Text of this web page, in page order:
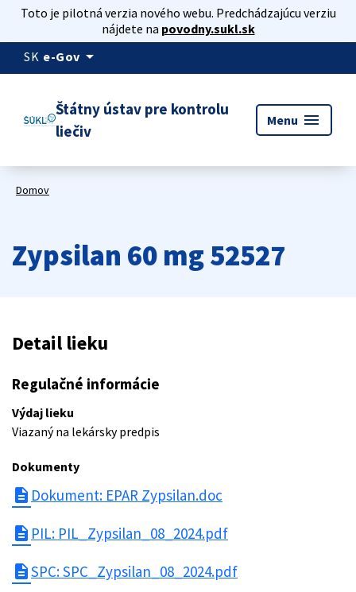
Toto je pilotná verzia nového webu. Predchádzajúcu verziu
nájdete na povodny.sukl.sk
SK e-Gov arrow_drop_down
Štátny ústav pre kontrolu
liečiv
Menu menu
Domov
Zypsilan 60 mg 52527
Detail lieku
Regulačné informácie
Výdaj lieku
Viazaný na lekársky predpis
Dokumenty
description Dokument: EPAR Zypsilan.doc
description PIL: PIL_Zypsilan_08_2024.pdf
descriptionSPC: SPC_Zypsilan_08_2024.pdf